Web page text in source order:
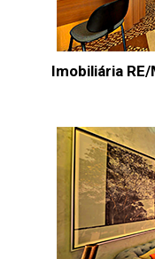
Imobiliária